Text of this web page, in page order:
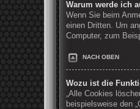
Warum werde ich
Wenn Sie beim
einen Dritten. Um
Computer, zum
NACH OBEN
Wozu ist die
„Alle Cookies
beispielsweise den